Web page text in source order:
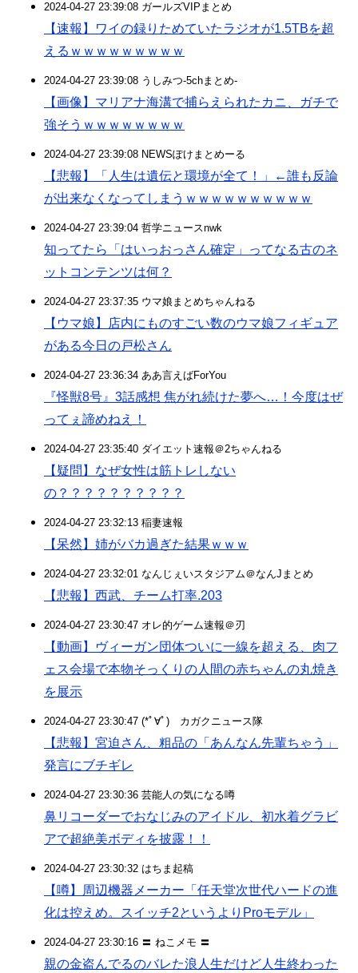
2024-04-27 23:39:08 ガールズVIPまとめ
【速報】ワイの録りためていたラジオが1.5TBを超
えるｗｗｗｗｗｗｗｗｗ
2024-04-27 23:39:08 うしみつ-5chまとめ-
【画像】マリアナ海溝で捕らえられたカニ、ガチで
強そうｗｗｗｗｗｗｗｗ
2024-04-27 23:39:08 NEWSぽけまとめーる
【悲報】「人生は遺伝と環境が全て！」←誰も反論
が出来なくなってしまうｗｗｗｗｗｗｗｗｗｗ
2024-04-27 23:39:04 哲学ニュースnwk
知ってたら「はいっおっさん確定」ってなる古のネ
ットコンテンツは何？
2024-04-27 23:37:35 ウマ娘まとめちゃんねる
【ウマ娘】店内にものすごい数のウマ娘フィギュア
がある今日の戸松さん
2024-04-27 23:36:34 ああ言えばForYou
『怪獣8号』3話感想 焦がれ続けた夢へ…！今度はぜ
ってぇ諦めねえ！
2024-04-27 23:35:40 ダイエット速報＠2ちゃんねる
【疑問】なぜ女性は筋トレしない
の？？？？？？？？？？
2024-04-27 23:32:13 稲妻速報
【呆然】姉がバカ過ぎた結果ｗｗｗ
2024-04-27 23:32:01 なんじぇいスタジアム＠なんJまとめ
【悲報】西武、チーム打率.203
2024-04-27 23:30:47 オレ的ゲーム速報＠刃
【動画】ヴィーガン団体ついに一線を超える、肉フ
ェス会場で本物そっくりの人間の赤ちゃんの丸焼き
を展示
2024-04-27 23:30:47 (*ﾟ∀ﾟ)ゞカガクニュース隊
【悲報】宮迫さん、粗品の「あんなん先輩ちゃう」
発言にブチギレ
2024-04-27 23:30:36 芸能人の気になる噂
鼻リコーダーでおなじみのアイドル、初水着グラビ
アで超絶美ボディを披露！！
2024-04-27 23:30:32 はちま起稿
【噂】周辺機器メーカー「任天堂次世代ハードの進
化は控えめ。スイッチ2というよりProモデル」
2024-04-27 23:30:16 〓 ねこメモ 〓
親の金盗んでるのバレた浪人生だけど人生終わった